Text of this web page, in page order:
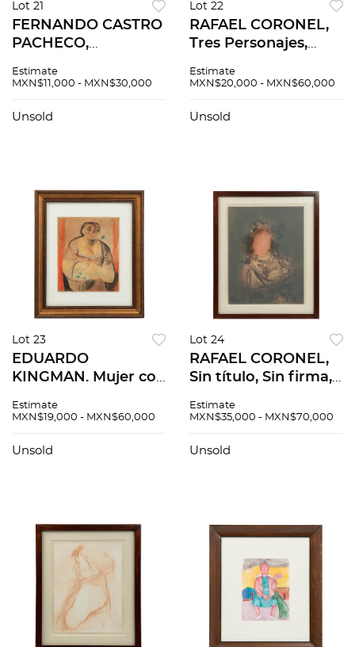
Lot 21
FERNANDO CASTRO
PACHECO,
Firmado y fechado
sobre papel, 32 x 25
Estimate
MXN$11,000 - MXN$30,000
Unsold
Lot 22
RAFAEL CORONEL,
Tres Personajes,
papel, 31 x 42 cm
Estimate
MXN$20,000 - MXN$60,000
Unsold
Lot 23
EDUARDO
KINGMAN. Mujer con
Crayón y tinta sobre
cm
Estimate
MXN$19,000 - MXN$60,000
Unsold
Lot 24
RAFAEL CORONEL,
Sin título, Sin firma,
sobre cartulina
cm
Estimate
MXN$35,000 - MXN$70,000
Unsold